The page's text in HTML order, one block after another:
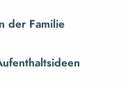
der Familie